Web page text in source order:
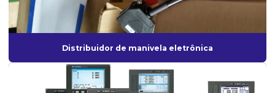
Distribuidor de manivela eletrônica